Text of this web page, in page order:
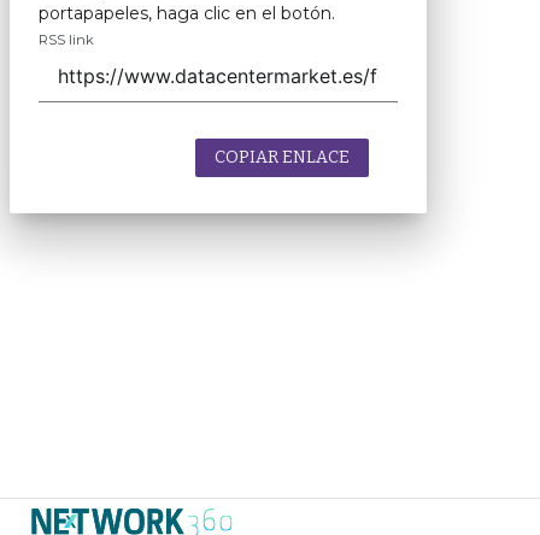
portapapeles, haga clic en el botón.
RSS link
COPIAR ENLACE